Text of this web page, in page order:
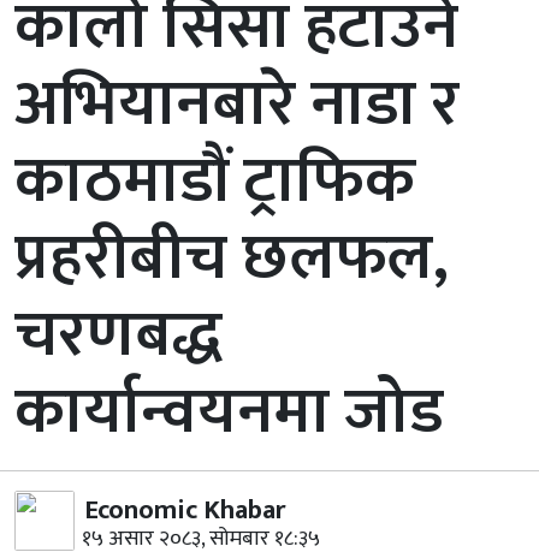
कालो सिसा हटाउने
अभियानबारे नाडा र
काठमाडौं ट्राफिक
प्रहरीबीच छलफल,
चरणबद्ध
कार्यान्वयनमा जोड
Economic Khabar
१५ असार २०८३, सोमबार १८:३५